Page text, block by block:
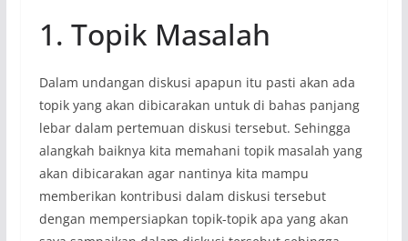
1. Topik Masalah
Dalam undangan diskusi apapun itu pasti akan ada
topik yang akan dibicarakan untuk di bahas panjang
lebar dalam pertemuan diskusi tersebut. Sehingga
alangkah baiknya kita memahani topik masalah yang
akan dibicarakan agar nantinya kita mampu
memberikan kontribusi dalam diskusi tersebut
dengan mempersiapkan topik-topik apa yang akan